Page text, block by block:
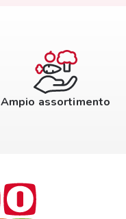
Ampio assortimento